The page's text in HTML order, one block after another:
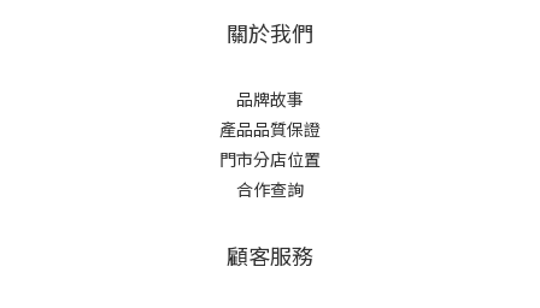
關於我們
品牌故事
產品品質保證
門市分店位置
合作查詢
顧客服務